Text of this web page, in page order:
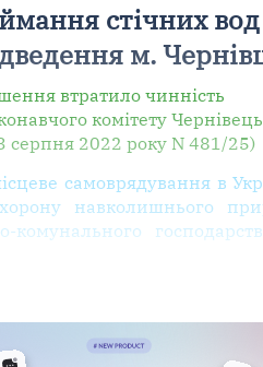
стічних
м.
втратило чинність
комітету
серпня 2022 року N 481/25)
самоврядування в
навколишнього
комунального